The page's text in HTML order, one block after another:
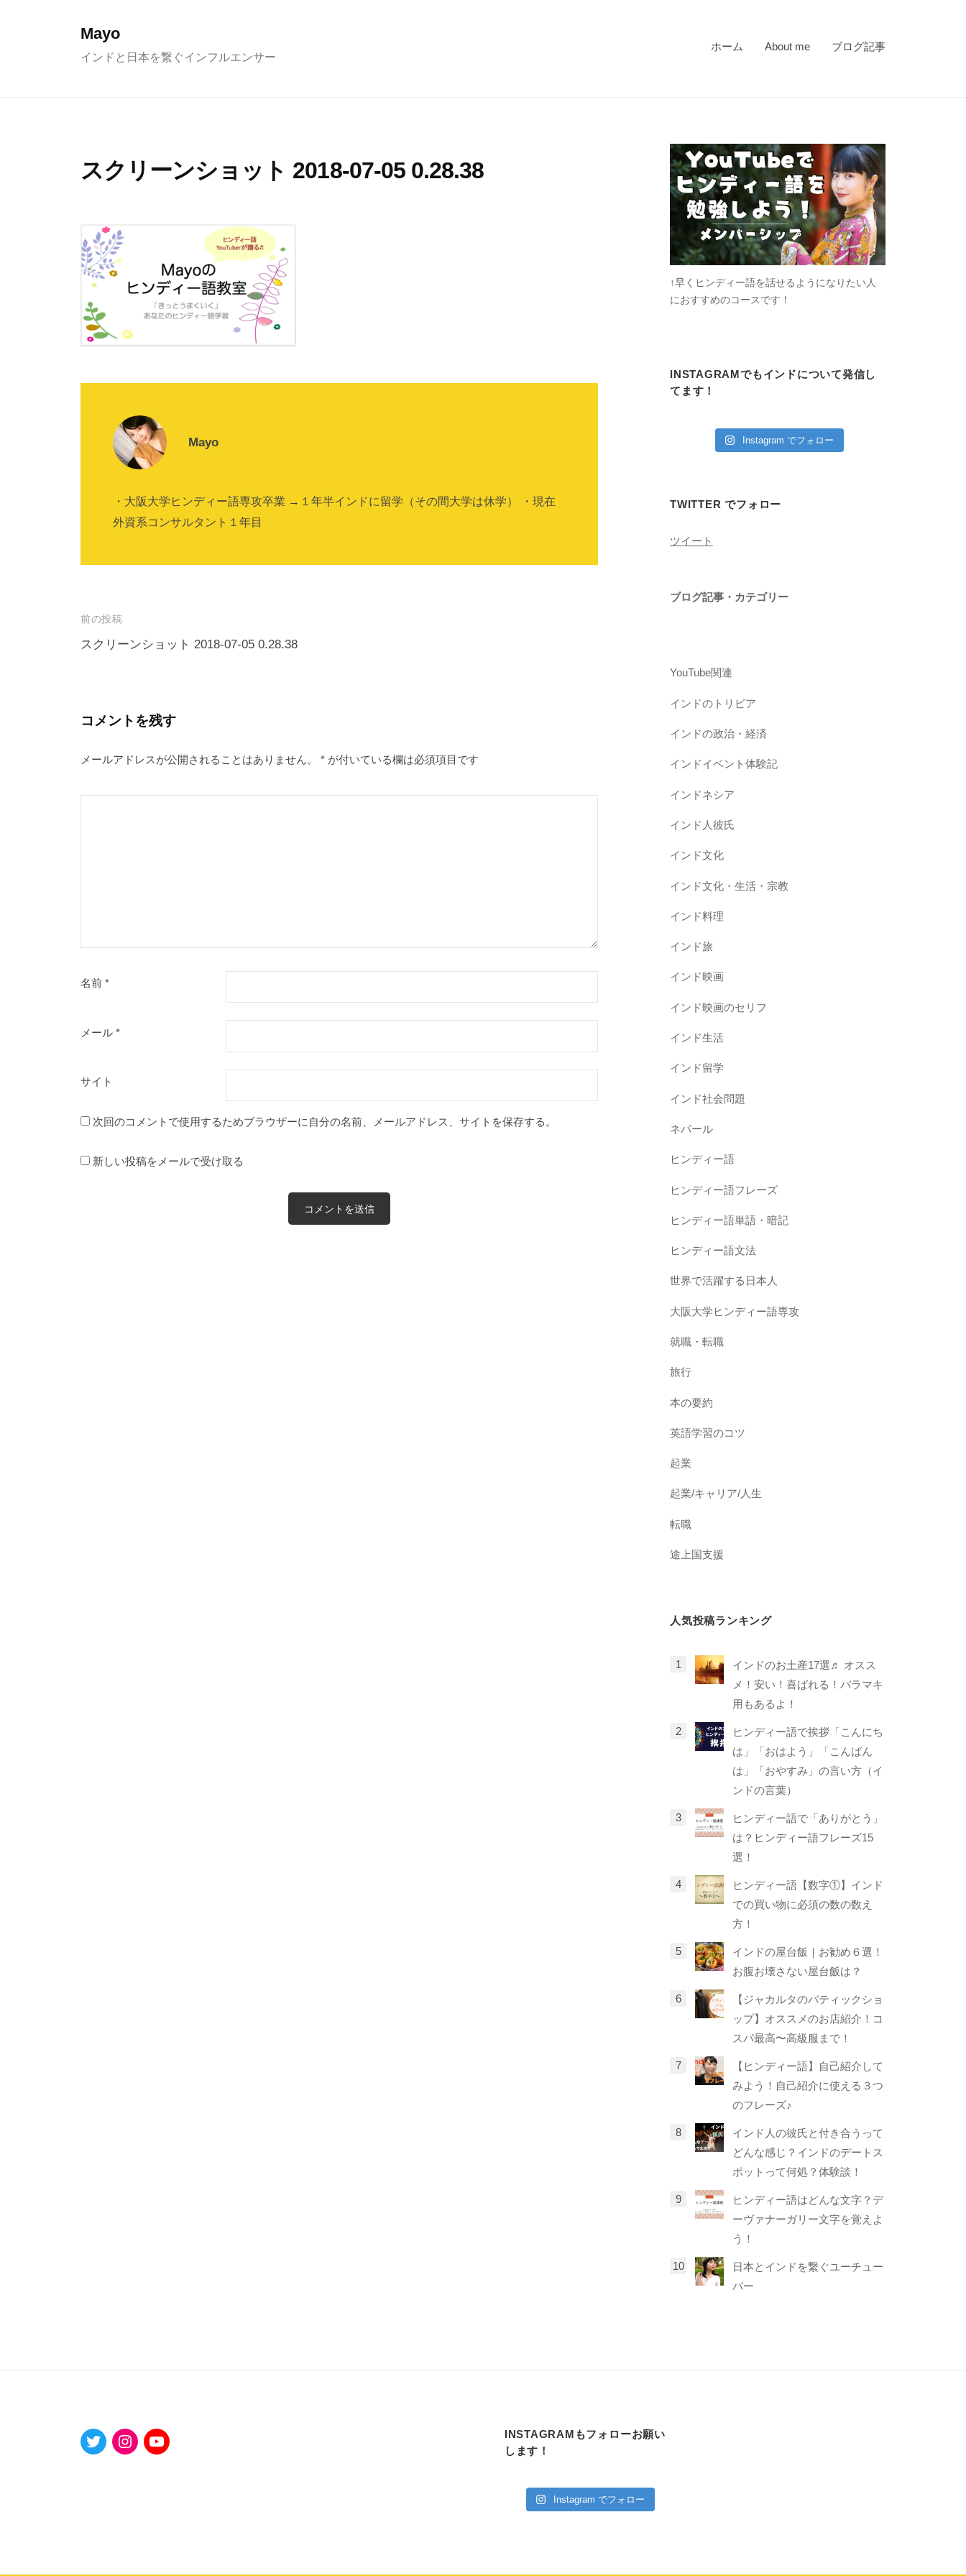
Mayo
インドと日本を繋ぐインフルエンサー
ホーム About me ブログ記事
スクリーンショット 2018-07-05 0.28.38
Mayo
・大阪大学ヒンディー語専攻卒業 →１年半インドに留学（その間大学は休学） ・現在
外資系コンサルタント１年目
投
稿
ゲ
シ
前の投稿
スクリーンショット 2018-07-05 0.28.38
コメントを残す
メールアドレスが公開されることはありません。 * が付いている欄は必須項目です
名前 *
メール *
サイト
次回のコメントで使用するためブラウザーに自分の名前、メールアドレス、サイトを保存する。
新しい投稿をメールで受け取る
↑早くヒンディー語を話せるようになりたい人
におすすめのコースです！
INSTAGRAMでもインドについて発信し
てます！
Instagram でフォロー
TWITTER でフォロー
ツイート
ブログ記事・カテゴリー
YouTube関連
インドのトリビア
インドの政治・経済
インドイベント体験記
インドネシア
インド人彼氏
インド文化
インド文化・生活・宗教
インド料理
インド旅
インド映画
インド映画のセリフ
インド生活
インド留学
インド社会問題
ネパール
ヒンディー語
ヒンディー語フレーズ
ヒンディー語単語・暗記
ヒンディー語文法
世界で活躍する日本人
大阪大学ヒンディー語専攻
就職・転職
旅行
本の要約
英語学習のコツ
起業
起業/キャリア/人生
転職
途上国支援
人気投稿ランキング
インドのお土産17選♬ オスス
メ！安い！喜ばれる！バラマキ
用もあるよ！
ヒンディー語で挨拶「こんにち
は」「おはよう」「こんばん
は」「おやすみ」の言い方（イ
ンドの言葉）
ヒンディー語で「ありがとう」
は？ヒンディー語フレーズ15
選！
ヒンディー語【数字①】インド
での買い物に必須の数の数え
方！
インドの屋台飯｜お勧め６選！
お腹お壊さない屋台飯は？
【ジャカルタのバティックショ
ップ】オススメのお店紹介！コ
スパ最高〜高級服まで！
【ヒンディー語】自己紹介して
みよう！自己紹介に使える３つ
のフレーズ♪
インド人の彼氏と付き合うって
どんな感じ？インドのデートス
ポットって何処？体験談！
ヒンディー語はどんな文字？デ
ーヴァナーガリー文字を覚えよ
う！
日本とインドを繋ぐユーチュー
バー
INSTAGRAMもフォローお願い
します！
Instagram でフォロー